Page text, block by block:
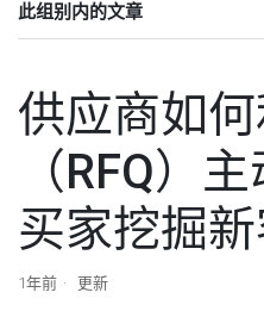
此组别内的文章
供应商如
（RFQ）
买家挖掘新
1年前 更新